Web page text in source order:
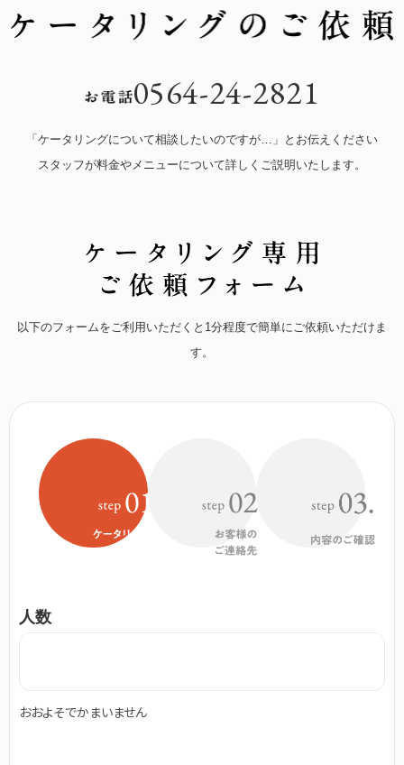
0564-24-2821
「ケータリングについて相談したいのですが…」とお伝えください
スタッフが料金やメニューについて詳しくご説明いたします。
以下のフォームをご利用いただくと1分程度で簡単にご依頼いただけま
す。
人数
おおよそでかまいません